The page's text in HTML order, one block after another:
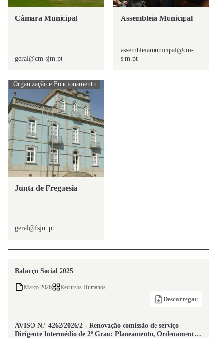
Câmara Municipal
geral@cm-sjm.pt
Assembleia Municipal
assembleiamunicipal@cm-
sjm.pt
Organização e Funcionamento
Junta de Freguesia
geral@fsjm.pt
Balanço Social 2025
Março 2026 Recursos Humanos
Descarregar
AVISO N.º 4262/2026/2 - Renovação comissão de serviço
Dirigente Intermédio de 2º Grau: Planeamento, Ordenamento